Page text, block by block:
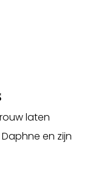
laten
en zijn
Het